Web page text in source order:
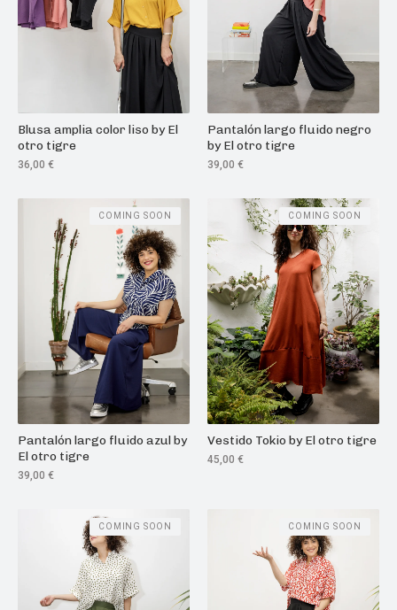
Blusa amplia color liso by El
otro tigre
36,00 €
Pantalón largo fluido negro
by El otro tigre
39,00 €
Pantalón largo fluido azul by
El otro tigre
39,00 €
COMING SOON
Vestido Tokio by El otro tigre
45,00 €
COMING SOON
COMING SOON COMING SOON